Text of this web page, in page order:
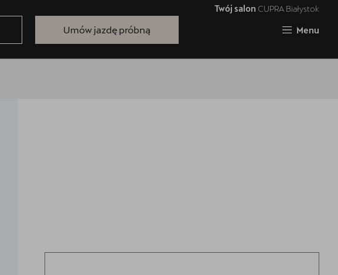
Twój salon CUPRA Białystok
Umów jazdę próbną Menu
Zamknij